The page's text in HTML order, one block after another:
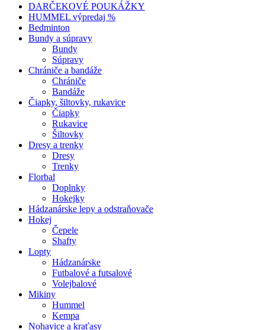
DARČEKOVÉ POUKÁŽKY
HUMMEL výpredaj %
Bedminton
Bundy a súpravy
Bundy
Súpravy
Chrániče a bandáže
Chrániče
Bandáže
Čiapky, šiltovky, rukavice
Čiapky
Rukavice
Šiltovky
Dresy a trenky
Dresy
Trenky
Florbal
Doplnky
Hokejky
Hádzanárske lepy a odstraňovače
Hokej
Čepele
Shafty
Lopty
Hádzanárske
Futbalové a futsalové
Volejbalové
Mikiny
Hummel
Kempa
Nohavice a kraťasy